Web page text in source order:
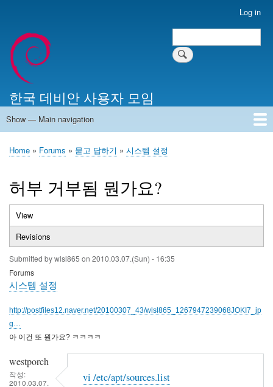
account
menu
Log in
Search
한국 데비안 사용자 모임
Main
Show — Main navigation
Home
알리는 말씀
최근 게시물
위키 문서
미러 서버
Breadcrumb
Home Forums 묻고 답하기 시스템 설정
허부 거부됨 뭔가요?
Primary
tabs
View
tab)
Revisions
Submitted bywlsl865 on 2010.03.07.(Sun) - 16:35
Forums
시스템 설정
http://postfiles12.naver.net/20100307_43/wlsl865_1267947239068JOKI7_jp
g…
아 이건 또 뭔가요? ㅋㅋㅋㅋ
westporch
작성:
2010.03.07.
vi /etc/apt/sources.list